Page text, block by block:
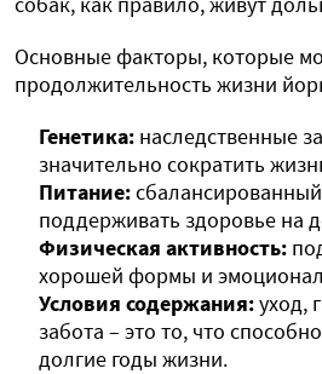
Основные факторы, которые
продолжительность жизни
Генетика: наследственные
значительно сократить
Питание:
поддерживать здоровье на
Физическая активность:
хорошей формы и
Условия содержания:уход,
забота – это то, что
долгие годы жизни.